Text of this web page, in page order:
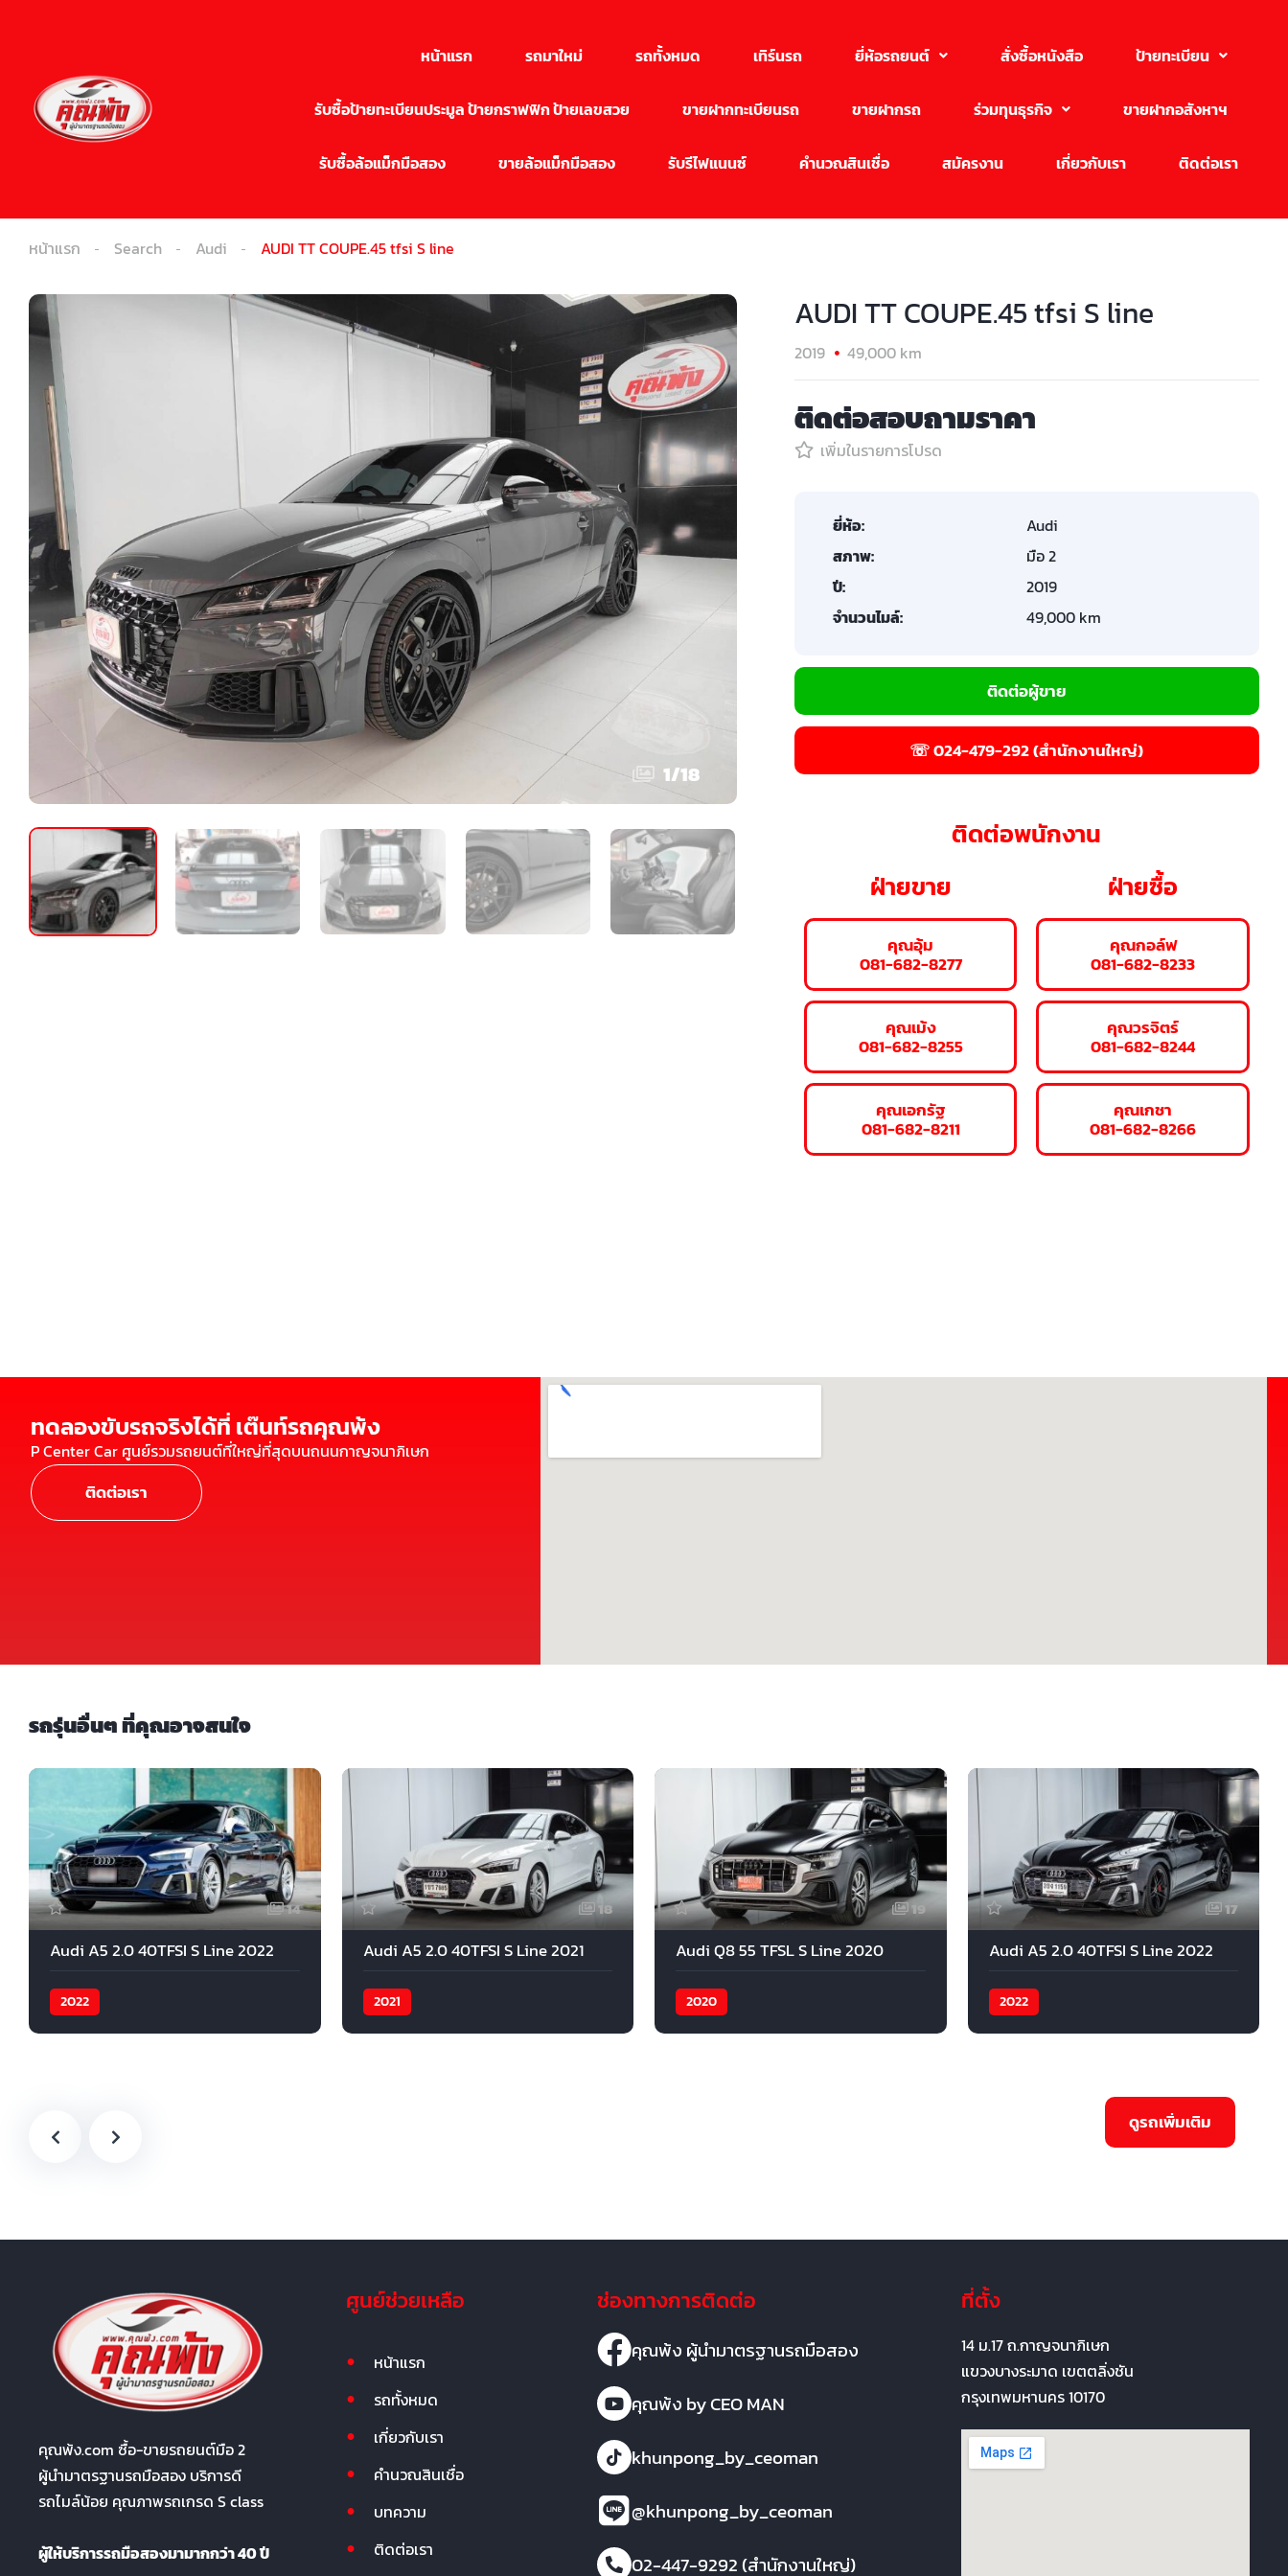
หน้าแรก รถมาใหม่ รถทั้งหมด เทิร์นรถ ยี่ห้อรถยนต์ สั่งซื้อหนังสือ ป้ายทะเบียน
รับซื้อป้ายทะเบียนประมูล ป้ายกราฟฟิก ป้ายเลขสวย ขายฝากทะเบียนรถ ขายฝากรถ ร่วมทุนธุรกิจ ขายฝากอสังหาฯ
รับซื้อล้อแม็กมือสอง ขายล้อแม็กมือสอง รับรีไฟแนนซ์ คำนวณสินเชื่อ สมัครงาน เกี่ยวกับเรา ติดต่อเรา
หน้าแรก Search Audi AUDI TT COUPE.45 tfsi S line
1/18
AUDI TT COUPE.45 tfsi S line
2019 49,000 km
ติดต่อสอบถามราคา
เพิ่มในรายการโปรด
ยี่ห้อ:
Audi
สภาพ:
มือ 2
ปี:
2019
จำนวนไมล์:
49,000 km
ติดต่อผู้ขาย
☏ 024-479-292 (สำนักงานใหญ่)
ติดต่อพนักงาน
ฝ่ายขาย
คุณอุ้ม
081-682-8277
คุณเม้ง
081-682-8255
คุณเอกรัฐ
081-682-8211
ฝ่ายซื้อ
คุณกอล์ฟ
081-682-8233
คุณวรจิตร์
081-682-8244
คุณเกชา
081-682-8266
ทดลองขับรถจริงได้ที่ เต๊นท์รถคุณพ้ง
P Center Car ศูนย์รวมรถยนต์ที่ใหญ่ที่สุดบนถนนกาญจนาภิเษก
ติดต่อเรา
รถรุ่นอื่นๆ ที่คุณอาจสนใจ
14
Audi A5 2.0 40TFSI S Line 2022
2022
18
Audi A5 2.0 40TFSI S Line 2021
2021
19
Audi Q8 55 TFSL S Line 2020
2020
17
Audi A5 2.0 40TFSI S Line 2022
2022
คุณพ้ง.com ซื้อ-ขายรถยนต์มือ 2
ผู้นำมาตรฐานรถมือสอง บริการดี
รถไมล์น้อย คุณภาพรถเกรด S class
ผู้ให้บริการรถมือสองมามากกว่า 40 ปี
ศูนย์ช่วยเหลือ
หน้าแรก
รถทั้งหมด
เกี่ยวกับเรา
คำนวณสินเชื่อ
บทความ
ติดต่อเรา
ช่องทางการติดต่อ
คุณพ้ง ผู้นำมาตรฐานรถมือสอง
คุณพ้ง by CEO MAN
khunpong_by_ceoman
@khunpong_by_ceoman
02-447-9292 (สำนักงานใหญ่)
ที่ตั้ง
14 ม.17 ถ.กาญจนาภิเษก
แขวงบางระมาด เขตตลิ่งชัน
กรุงเทพมหานคร 10170